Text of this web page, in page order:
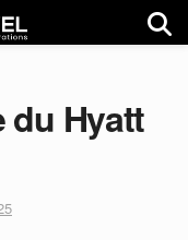
du Hyatt